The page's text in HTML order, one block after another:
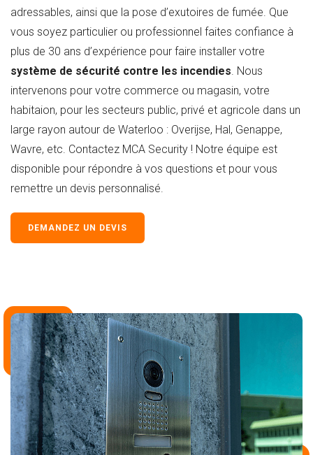
adressables, ainsi que la pose d’exutoires de fumée. Que
vous soyez particulier ou professionnel faites confiance à
plus de 30 ans d’expérience pour faire installer votre
système de sécurité contre les incendies . Nous
intervenons pour votre commerce ou magasin, votre
habitaion, pour les secteurs public, privé et agricole dans un
large rayon autour de Waterloo : Overijse, Hal, Genappe,
Wavre, etc. Contactez MCA Security ! Notre équipe est
disponible pour répondre à vos questions et pour vous
remettre un devis personnalisé.
DEMANDEZ UN DEVIS